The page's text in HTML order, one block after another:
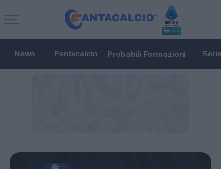
News Fantacalcio Probabili Formazioni